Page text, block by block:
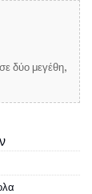
δύο μεγέθη,